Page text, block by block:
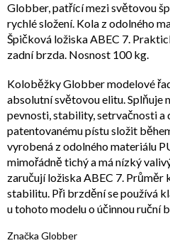
Globber, patřící mezi světovou
rychlé složení. Kola z odolného
Špičková ložiska ABEC 7.
zadní brzda. Nosnost 100 kg.
Koloběžky Globber modelové
absolutní světovou elitu. Splňuje
pevnosti, stability, setrvačnosti a
patentovanému pístu složit
vyrobená z odolného materiálu
mimořádně tichý a má nízký
zaručují ložiska ABEC 7.
stabilitu. Při brzdění se používá
u tohoto modelu o účinnou ruční
Značka Globber